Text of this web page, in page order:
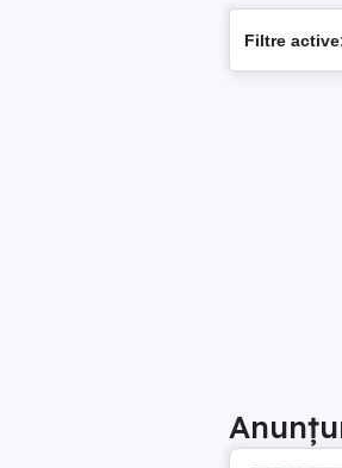
Filtre